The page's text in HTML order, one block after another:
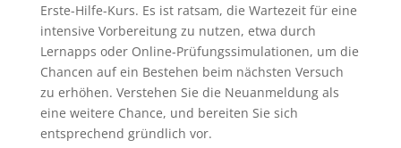
Erste-Hilfe-Kurs. Es ist ratsam, die Wartezeit für eine
intensive Vorbereitung zu nutzen, etwa durch
Lernapps oder Online-Prüfungssimulationen, um die
Chancen auf ein Bestehen beim nächsten Versuch
zu erhöhen. Verstehen Sie die Neuanmeldung als
eine weitere Chance, und bereiten Sie sich
entsprechend gründlich vor.